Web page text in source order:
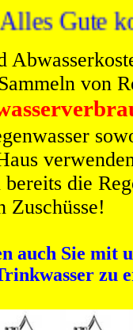
von
die
Zuschüsse!
auch Sie mit
zu